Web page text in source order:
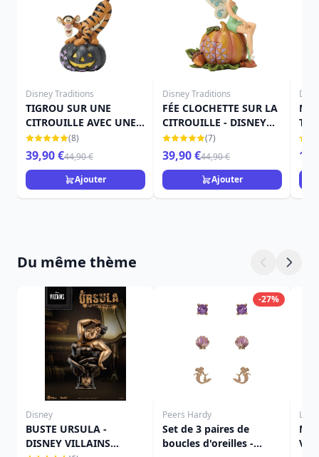
Disney Traditions
TIGROU SUR UNE
CITROUILLE AVEC UNE
CHAUVE-SOURIS -
DISNEY TRADITIONS
(8)
39,90 €44,90 €
Ajouter
Disney Traditions
FÉE CLOCHETTE SUR LA
CITROUILLE - DISNEY
TRADITIONS
(7)
39,90 €44,90 €
Ajouter
Du même thème
Disney
BUSTE URSULA -
DISNEY VILLAINS
-27%
Peers Hardy
Set de 3 paires de
boucles d'oreilles -